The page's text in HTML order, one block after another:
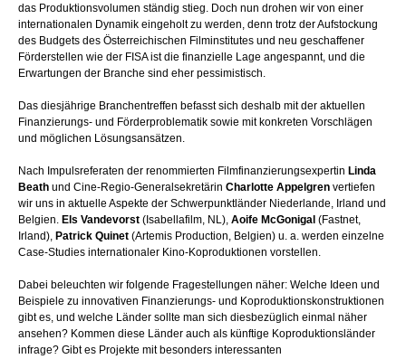
das Produktionsvolumen ständig stieg. Doch nun drohen wir von einer
internationalen Dynamik eingeholt zu werden, denn trotz der Aufstockung
des Budgets des Österreichischen Filminstitutes und neu geschaffener
Förderstellen wie der FISA ist die finanzielle Lage angespannt, und die
Erwartungen der Branche sind eher pessimistisch.
Das diesjährige Branchentreffen befasst sich deshalb mit der aktuellen
Finanzierungs- und Förderproblematik sowie mit konkreten Vorschlägen
und möglichen Lösungsansätzen.
Nach Impulsreferaten der renommierten Filmfinanzierungsexpertin Linda
Beath und Cine-Regio-Generalsekretärin Charlotte Appelgren vertiefen
wir uns in aktuelle Aspekte der Schwerpunktländer Niederlande, Irland und
Belgien. Els Vandevorst (Isabellafilm, NL), Aoife McGonigal (Fastnet,
Irland), Patrick Quinet (Artemis Production, Belgien) u. a. werden einzelne
Case-Studies internationaler Kino-Koproduktionen vorstellen.
Dabei beleuchten wir folgende Fragestellungen näher: Welche Ideen und
Beispiele zu innovativen Finanzierungs- und Koproduktionskonstruktionen
gibt es, und welche Länder sollte man sich diesbezüglich einmal näher
ansehen? Kommen diese Länder auch als künftige Koproduktionsländer
infrage? Gibt es Projekte mit besonders interessanten